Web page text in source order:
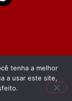
tenha a melhor
a usar este site,